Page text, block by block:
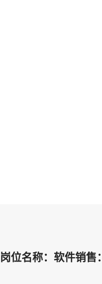
岗位名称：软件销售：